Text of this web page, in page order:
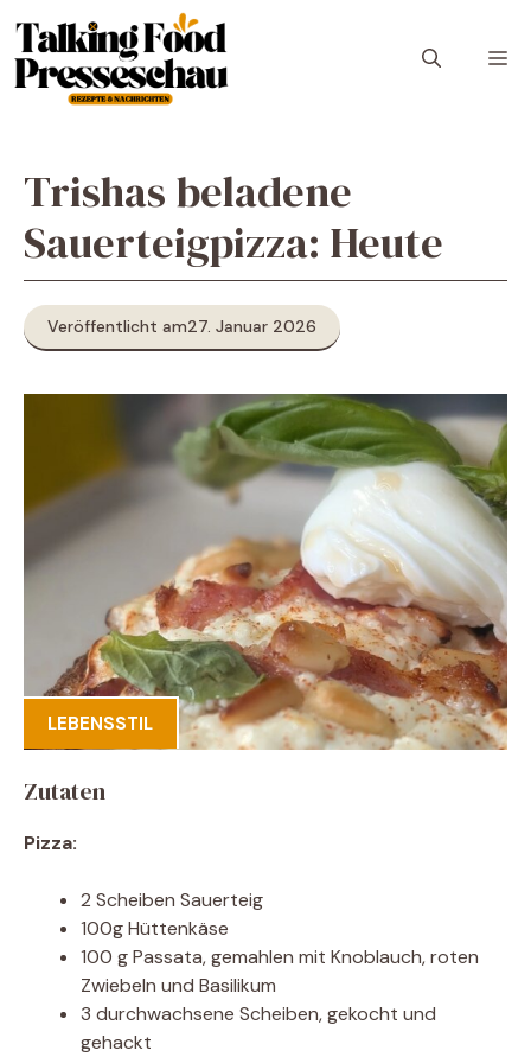
Inhalt
springen
Trishas beladene
Sauerteigpizza: Heute
Veröffentlicht am27. Januar 2026
LEBENSSTIL
Zutaten
Pizza:
2 Scheiben Sauerteig
100g Hüttenkäse
100 g Passata, gemahlen mit Knoblauch, roten
Zwiebeln und Basilikum
3 durchwachsene Scheiben, gekocht und
gehackt